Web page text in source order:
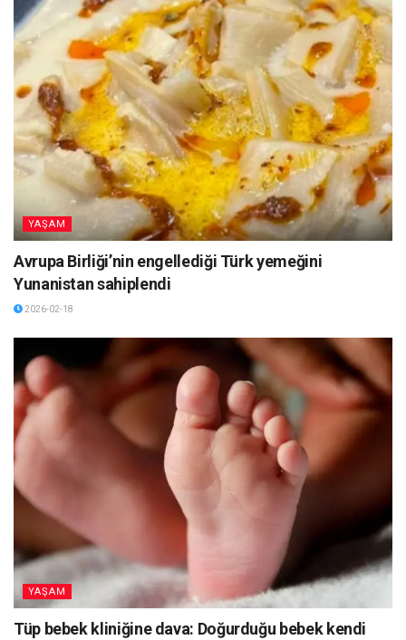
YAŞAM
Avrupa Birliği’nin engellediği Türk yemeğini
Yunanistan sahiplendi
2026-02-18
YAŞAM
Tüp bebek kliniğine dava: Doğurduğu bebek kendi